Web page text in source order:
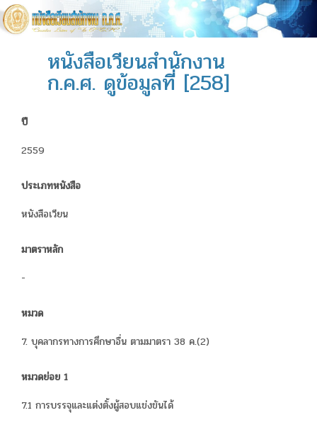
หนังสือเวียนสำนักงาน
ก.ค.ศ. ดูข้อมูลที่ [258]
ปี
2559
ประเภทหนังสือ
หนังสือเวียน
มาตราหลัก
-
หมวด
7. บุคลากรทางการศึกษาอื่น ตามมาตรา 38 ค.(2)
หมวดย่อย 1
7.1 การบรรจุและแต่งตั้งผู้สอบแข่งขันได้